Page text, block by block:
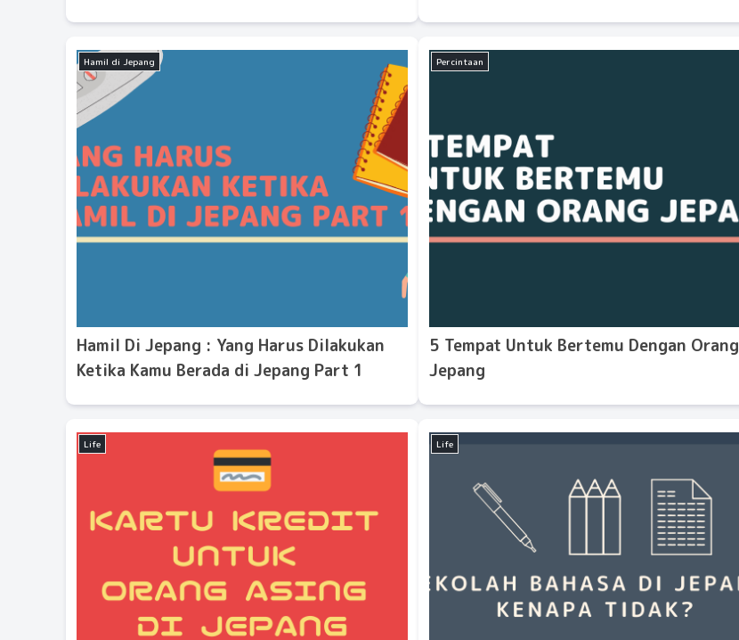
Hamil di Jepang
Hamil Di Jepang : Yang Harus Dilakukan
Ketika Kamu Berada di Jepang Part 1
Percintaan
5 Tempat Untuk Bertemu Dengan Orang
Jepang
Life Life